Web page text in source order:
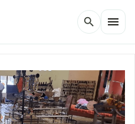
search menu